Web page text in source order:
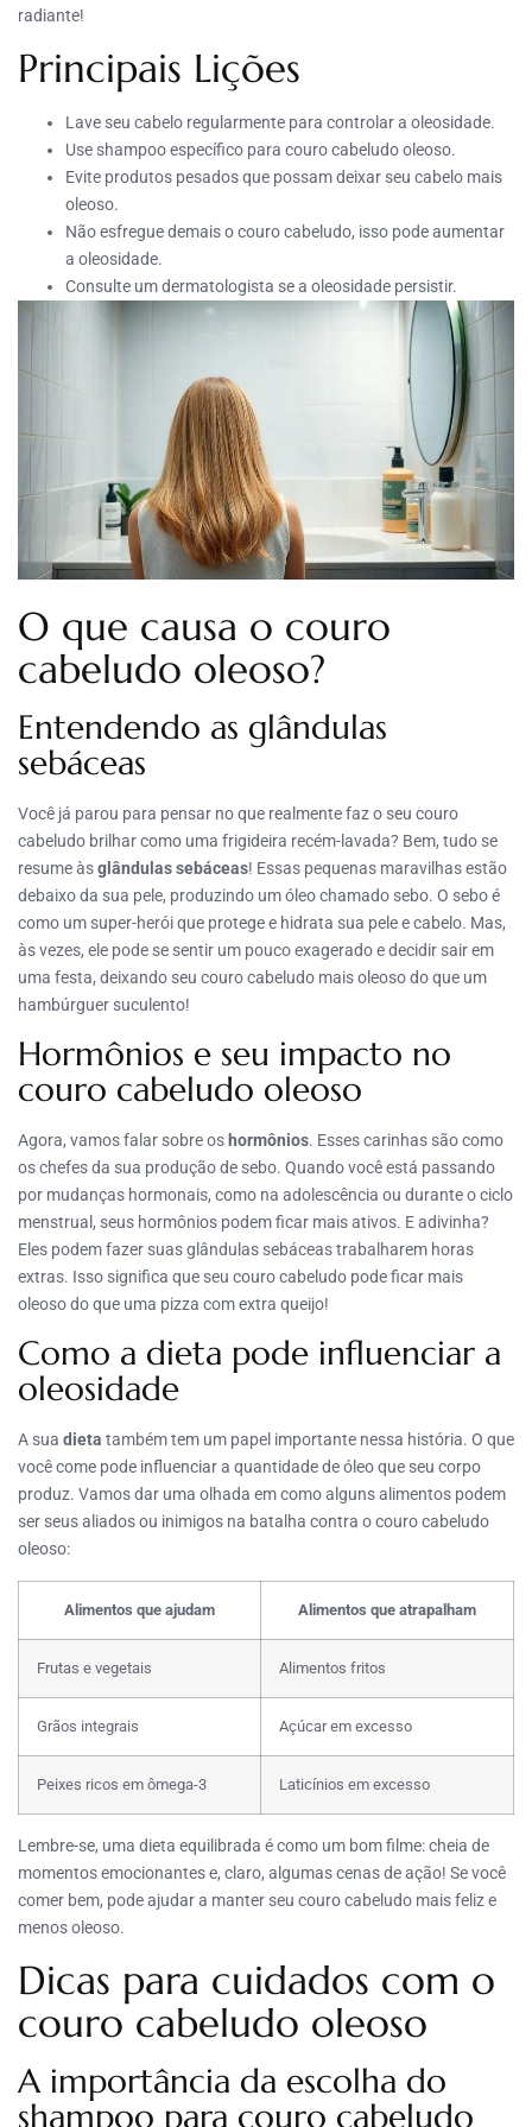
radiante!
Principais Lições
Lave seu cabelo regularmente para controlar a oleosidade.
Use shampoo específico para couro cabeludo oleoso.
Evite produtos pesados que possam deixar seu cabelo mais
oleoso.
Não esfregue demais o couro cabeludo, isso pode aumentar
a oleosidade.
Consulte um dermatologista se a oleosidade persistir.
O que causa o couro
cabeludo oleoso?
Entendendo as glândulas
sebáceas
Você já parou para pensar no que realmente faz o seu couro
cabeludo brilhar como uma frigideira recém-lavada? Bem, tudo se
resume àsglândulas sebáceas! Essas pequenas maravilhas estão
debaixo da sua pele, produzindo um óleo chamado sebo. O sebo é
como um super-herói que protege e hidrata sua pele e cabelo. Mas,
às vezes, ele pode se sentir um pouco exagerado e decidir sair em
uma festa, deixando seu couro cabeludo mais oleoso do que um
hambúrguer suculento!
Hormônios e seu impacto no
couro cabeludo oleoso
Agora, vamos falar sobre os hormônios. Esses carinhas são como
os chefes da sua produção de sebo. Quando você está passando
por mudanças hormonais, como na adolescência ou durante o ciclo
menstrual, seus hormônios podem ficar mais ativos. E adivinha?
Eles podem fazer suas glândulas sebáceas trabalharem horas
extras. Isso significa que seu couro cabeludo pode ficar mais
oleoso do que uma pizza com extra queijo!
Como a dieta pode influenciar a
oleosidade
A sua dieta também tem um papel importante nessa história. O que
você come pode influenciar a quantidade de óleo que seu corpo
produz. Vamos dar uma olhada em como alguns alimentos podem
ser seus aliados ou inimigos na batalha contra o couro cabeludo
oleoso:
Alimentos que ajudam Alimentos que atrapalham
Frutas e vegetais Alimentos fritos
Grãos integrais Açúcar em excesso
Peixes ricos em ômega-3 Laticínios em excesso
Lembre-se, uma dieta equilibrada é como um bom filme: cheia de
momentos emocionantes e, claro, algumas cenas de ação! Se você
comer bem, pode ajudar a manter seu couro cabeludo mais feliz e
menos oleoso.
Dicas para cuidados com o
couro cabeludo oleoso
A importância da escolha do
shampoo para couro cabeludo